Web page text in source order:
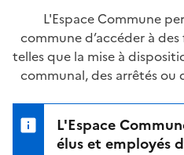
L'Espace Commune
commune d’accéder à
telles que la mise à
communal, des arrêtés ou
L'Espace
élus et employés